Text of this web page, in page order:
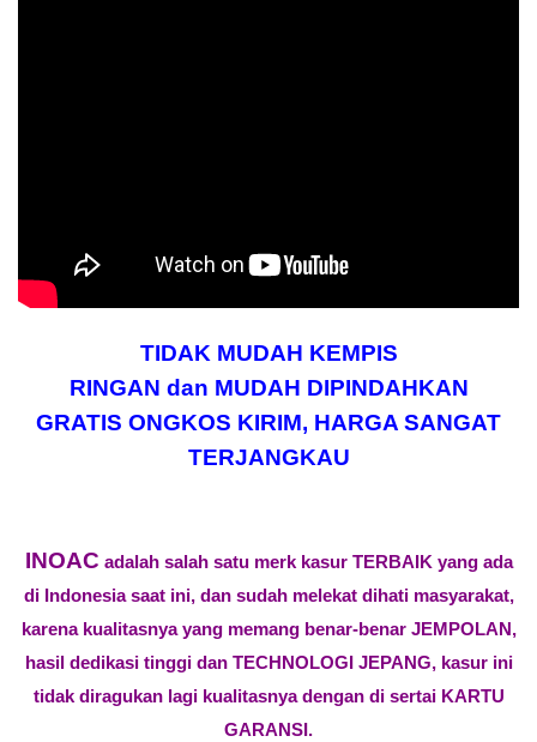
TIDAK MUDAH KEMPIS
RINGAN dan MUDAH DIPINDAHKAN
GRATIS ONGKOS KIRIM, HARGA SANGAT
TERJANGKAU
INOAC adalah salah satu merk kasur TERBAIK yang ada
di Indonesia saat ini, dan sudah melekat dihati masyarakat,
karena kualitasnya yang memang benar-benar JEMPOLAN,
hasil dedikasi tinggi dan TECHNOLOGI JEPANG, kasur ini
tidak diragukan lagi kualitasnya dengan di sertai KARTU
GARANSI.